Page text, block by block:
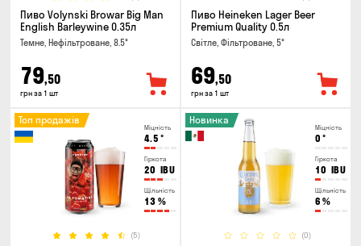
Пиво Volynski Browar Big Man
English Barleywine 0.35л
Темне, Нефільтроване, 8.5°
79,50
грн за 1 шт
Пиво Heineken Lager Beer
Premium Quality 0.5л
Світле, Фільтроване, 5°
69,50
грн за 1 шт
Міцність
4.5 °
Гіркота
20 IBU
Щільність
13 %
(5)
Топ продажів
Міцність
0 °
Гіркота
10 IBU
Щільність
6 %
(0)
Новинка